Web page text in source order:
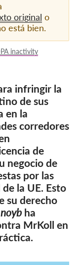
miembro
original o
está bien.
inactivity
infringir la
de sus
en la
corredores
de
negocio de
por las
la UE. Esto
su derecho
noyb ha
MrKoll en